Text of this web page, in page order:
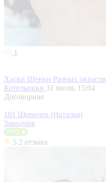
1
Хаски Щенки Разных окрасов
Котельники 31 июля, 15:04
Договорная
101 Щеночек (Наталья)
Заводчик
5 2 отзыва